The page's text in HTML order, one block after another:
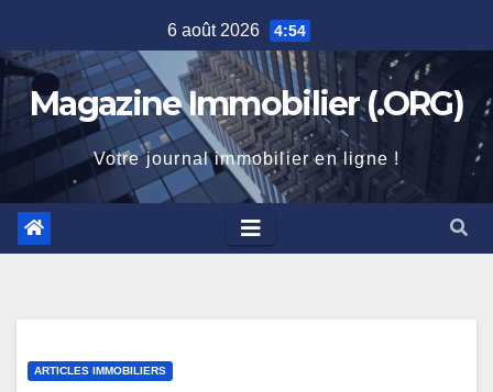
to
content
6 août 2026 4:54
Magazine Immobilier (.ORG)
Votre journal immobilier en ligne !
ARTICLES IMMOBILIERS